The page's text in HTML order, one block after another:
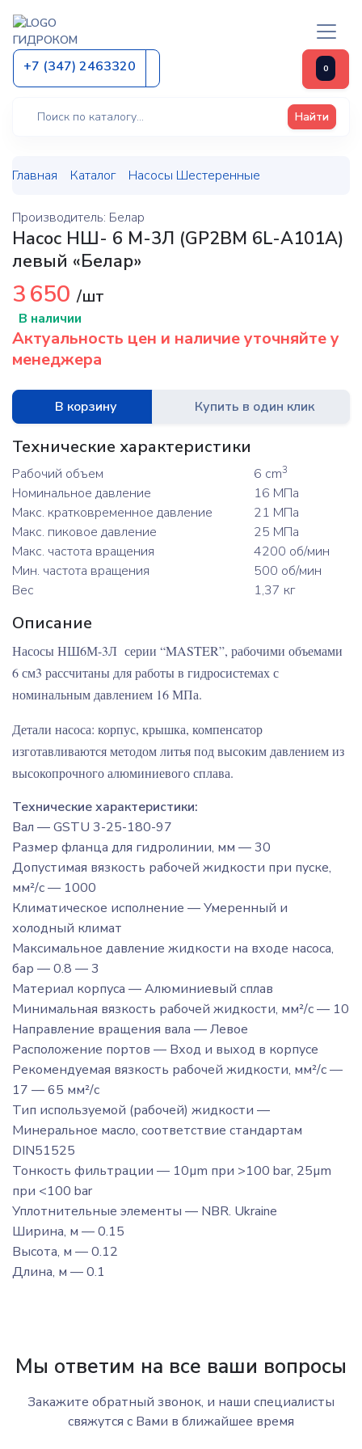
ГИДРОКОМ
+7 (347) 2463320 0
Найти
Главная Каталог Насосы Шестеренные
Производитель: Белар
Насос НШ- 6 М-3Л (GP2BM 6L-A101A)
левый «Белар»
3 650 /шт
В наличии
Актуальность цен и наличие уточняйте у
менеджера
В корзину Купить в один клик
Технические характеристики
Рабочий объем 6 cm3
Номинальное давление
16 МПа
Макс. кратковременное давление
21 МПа
Макс. пиковое давление
25 МПа
Макс. частота вращения
4200 об/мин
Мин. частота вращения
500 об/мин
Вес
1,37 кг
Описание
Насосы НШ6М-3Л серии “MASTER”, рабочими объемами
6 см3 рассчитаны для работы в гидросистемах с
номинальным давлением 16 МПа.
Детали насоса: корпус, крышка, компенсатор
изготавливаются методом литья под высоким давлением из
высокопрочного алюминиевого сплава.
Технические характеристики:
Вал — GSTU 3-25-180-97
Размер фланца для гидролинии, мм — 30
Допустимая вязкость рабочей жидкости при пуске,
мм²/c — 1000
Климатическое исполнение — Умеренный и
холодный климат
Максимальное давление жидкости на входе насоса,
бар — 0.8 — 3
Материал корпуса — Алюминиевый сплав
Минимальная вязкость рабочей жидкости, мм²/c — 10
Направление вращения вала — Левое
Расположение портов — Вход и выход в корпусе
Рекомендуемая вязкость рабочей жидкости, мм²/с —
17 — 65 мм²/с
Тип используемой (рабочей) жидкости —
Минеральное масло, соответствие стандартам
DIN51525
Тонкость фильтрации — 10µm при >100 bar, 25µm
при <100 bar
Уплотнительные элементы — NBR. Ukraine
Ширина, м — 0.15
Высота, м — 0.12
Длина, м — 0.1
Мы ответим на все ваши вопросы
Закажите обратный звонок, и наши специалисты
свяжутся с Вами в ближайшее время